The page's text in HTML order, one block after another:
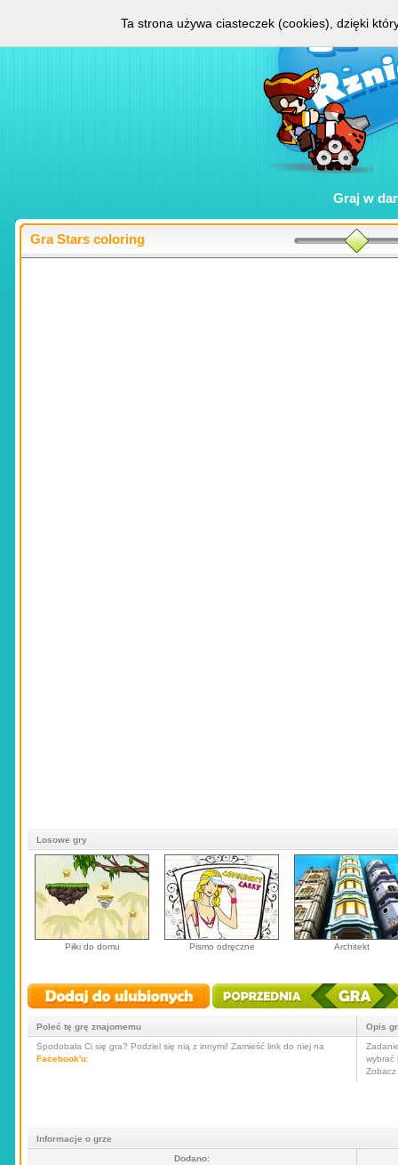
Graj w
Gra Stars coloring
Losowe gry
Piłki do domu Pismo odręczne Architekt
Poleć tę grę znajomemu
Spodobała Ci się gra? Podziel się nią z innymi! Zamieść link do niej na
Facebook'u:
Opis
wybrać
Informacje o grze
Dodano:
Ta strona używa ciasteczek (cookies), dzięki